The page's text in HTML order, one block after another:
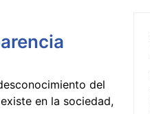
del
en la sociedad,